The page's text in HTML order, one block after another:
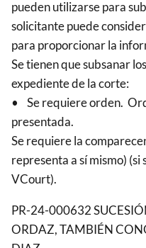
pueden utilizarse para
solicitante puede
para proporcionar la
Se tienen que subsanar
expediente de la corte:
• Se requiere orden.
presentada.
Se requiere la
representa a sí mismo)
VCourt).
PR-24-000632
ORDAZ, TAMBIÉN